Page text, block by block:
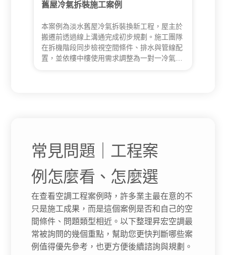
舊屋冷氣拆裝施工案例
本案例為淡水舊屋冷氣拆裝換新工程，屋主於
搬遷前透過線上溝通完成初步規劃。施工團隊
在拆機階段同步檢視空間條件、排水與管線配
置，並依樓中樓使用需求調整為一對一冷氣系
常見問題｜工程案
例怎麼看、怎麼選
在查看空調工程案例時，許多業主最在意的不
只是施工成果，而是這個案例是否和自己的空
間條件、問題類型相近。以下整理昇宏空調最
常被詢問的幾個重點，幫助您更快判斷哪些案
例值得優先參考，也更方便後續諮詢與規劃。